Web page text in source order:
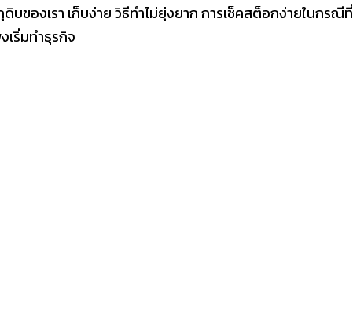
ของเรา เก็บง่าย วิธีทำไม่ยุ่งยาก การเช็คสต็อกง่ายในกรณีที่
เริ่มทำธุรกิจ